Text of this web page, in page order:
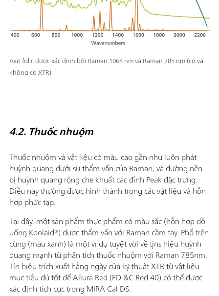
Axit folic được xác định bởi Raman 1064 nm và Raman 785 nm (có và
không có XTR).
4.2. Thuốc nhuộm
Thuốc nhuộm và vật liệu có màu cao gần như luôn phát
huỳnh quang dưới sự thẩm vấn của Raman, và đường nền
bị huỳnh quang rộng che khuất các đỉnh Peak đặc trưng.
Điều này thường được hình thành trong các vật liệu và hỗn
hợp phức tạp.
Tại đây, một sản phẩm thực phẩm có màu sắc (hỗn hợp đồ
uống Koolaid®) được thẩm vấn với Raman cầm tay. Phổ trên
cùng (màu xanh) là một ví dụ tuyệt vời về tjns hiệu huỳnh
quang mạnh từ phân tích thuốc nhuộm với Raman 785nm.
Tín hiệu trích xuất hằng ngày của kỹ thuật XTR từ vật liệu
mục tiêu đủ tốt để Allura Red (FD &C Red 40) có thể được
xác định tích cực trong MIRA Cal DS.